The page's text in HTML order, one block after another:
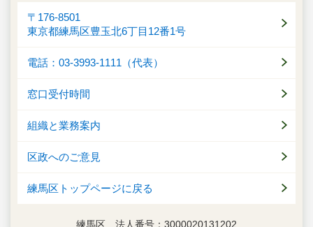
〒176-8501
東京都練馬区豊玉北6丁目12番1号
電話：03-3993-1111（代表）
窓口受付時間
組織と業務案内
区政へのご意見
練馬区トップページに戻る
練馬区 法人番号：3000020131202